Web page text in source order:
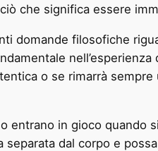
che significa essere
domande filosofiche
o se rimarrà
entrano in gioco quando
dal corpo e